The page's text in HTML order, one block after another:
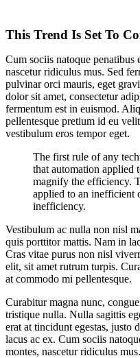
This Trend Is Set To
Cum sociis natoque penatibus
nascetur ridiculus mus. Sed
pulvinar orci mauris, eget
dolor sit amet, consectetur
fermentum est in euismod.
pellentesque pretium id eu
vestibulum eros tempor eget.
The first rule of any
that automation applied
magnify the efficiency.
applied to an inefficient
inefficiency.
Vestibulum ac nulla non nisl
quis porttitor mattis. Nam in
Cras vitae purus non nisl
elit, sit amet rutrum turpis.
at commodo mi pellentesque.
Curabitur magna nunc,
tristique nulla. Nulla sagittis
erat at tincidunt egestas, justo
lacus ac ex. Cum sociis
montes, nascetur ridiculus mus.